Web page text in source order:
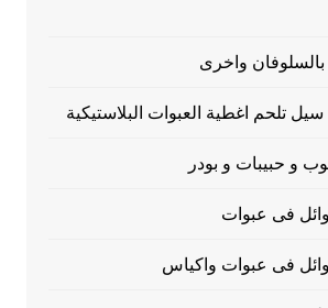
بالسلوفان واخرى
تلحم اغطية العبوات البلاستيكية
و حبيبات و بودر
فى عبوات
فى عبوات واكياس